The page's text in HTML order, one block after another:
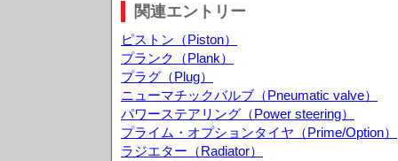
関連エントリー
ピストン（Piston）
プランク（Plank）
プラグ（Plug）
ニューマチックバルブ（Pneumatic valve）
パワーステアリング（Power steering）
プライム・オプションタイヤ（Prime/Option）
ラジエター（Radiator）